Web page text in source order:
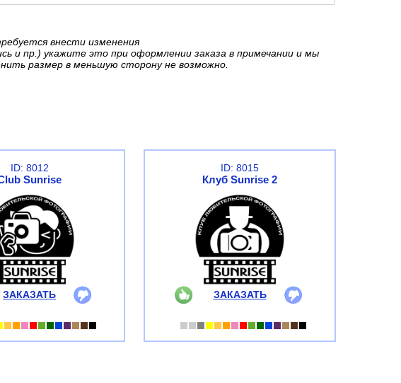
внести изменения
и пр.) укажите это при оформлении заказа в примечании и мы
размер в меньшую сторону не возможно.
ID: 8012
Sunrise
ЗАКАЗАТЬ
ID: 8015
Клуб Sunrise 2
ЗАКАЗАТЬ